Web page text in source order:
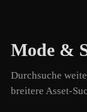
Mode &
Durchsuche
breitere Asset-